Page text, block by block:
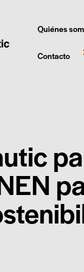
Quiénes
Contacto